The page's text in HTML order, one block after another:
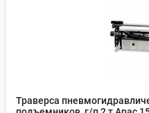
Траверса